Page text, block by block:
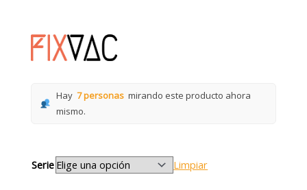
Hay 7 personas mirando este producto ahora
mismo.
Serie Limpiar